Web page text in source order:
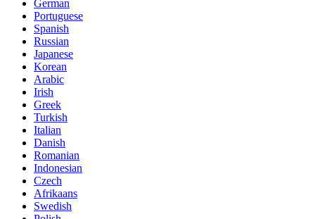
German
Portuguese
Spanish
Russian
Japanese
Korean
Arabic
Irish
Greek
Turkish
Italian
Danish
Romanian
Indonesian
Czech
Afrikaans
Swedish